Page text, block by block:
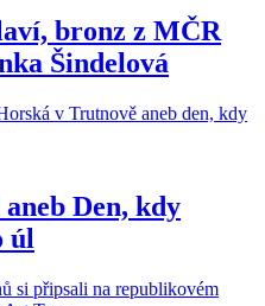
bronz z MČR
Šindelová
Den, kdy
úl